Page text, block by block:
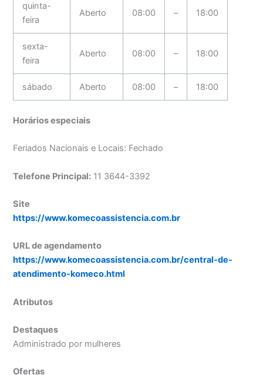
quinta-
feira
Aberto 08:00 – 18:00
sexta-
feira
Aberto 08:00 – 18:00
sábado Aberto 08:00 – 18:00
Horários especiais
Feriados Nacionais e Locais: Fechado
Telefone Principal: 11 3644-3392
Site
https://www.komecoassistencia.com.br
URL de agendamento
https://www.komecoassistencia.com.br/central-de-
atendimento-komeco.html
Atributos
Destaques
Administrado por mulheres
Ofertas